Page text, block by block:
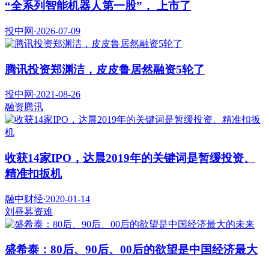
“全系列智能机器人第一股”， 上市了
投中网 ·2026-07-09
腾讯投资郑渊洁，皮皮鲁居然融资5轮了
投中网 ·2021-08-26
融资腾讯
收获14家IPO，达晨2019年的关键词是暂缓投资、
精准扣扳机
融中财经·2020-01-14
刘昼募资难
盛希泰：80后、90后、00后的欲望是中国经济最大